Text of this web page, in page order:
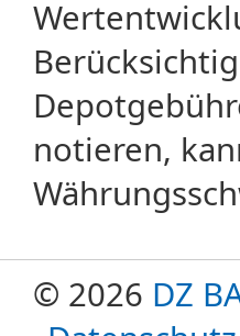
notieren,
© 2026 DZ